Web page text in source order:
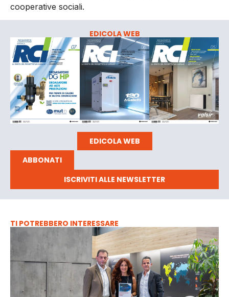
cooperative sociali.
EDICOLA WEB
EDICOLA WEB
ABBONATI
ISCRIVITI ALLE NEWSLETTER
TI POTREBBERO INTERESSARE